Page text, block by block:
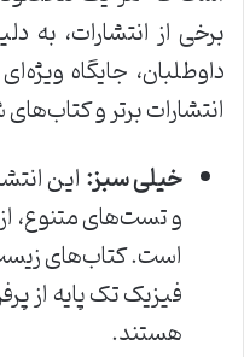
برخی از انتشارات، به
داوطلبان، جایگاه
انتشارات برتر و
خیلی سبز:این
و تست‌های متنوع،
است. کتاب‌های
فیزیک تک پایه از
هستند.